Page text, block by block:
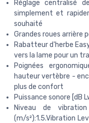
Réglage centralisé
simplement et
souhaité
Grandes roues arrière
Rabatteur d'herbe
vers la lame pour un
Poignées
hauteur vertèbre -
plus de confort
Puissance sonore [dB
Niveau de
(m/s²):1.5.Vibration